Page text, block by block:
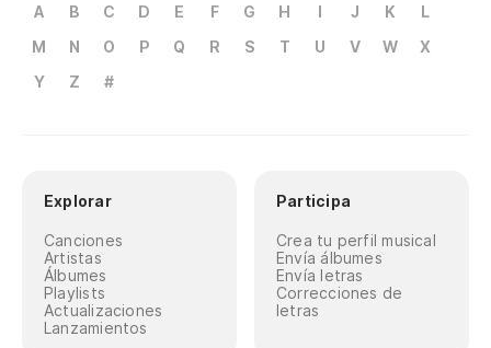
A B C D E F G H I J K
L
M
N O P Q R S T U V W
X
Y
Z #
Explorar
Canciones
Artistas
Álbumes
Playlists
Actualizaciones
Lanzamientos
Participa
Crea tu perfil musical
Envía álbumes
Envía letras
Correcciones de
letras